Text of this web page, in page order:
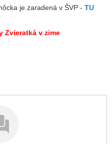
je zaradená v ŠVP - TU
Zvieratká v zime